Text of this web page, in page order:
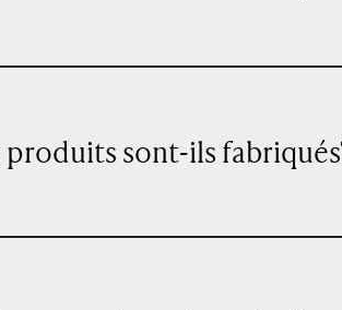
produits sont-ils